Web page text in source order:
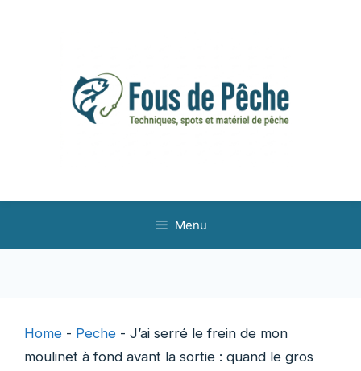
Menu
Home - Peche - J’ai serré le frein de mon
moulinet à fond avant la sortie : quand le gros